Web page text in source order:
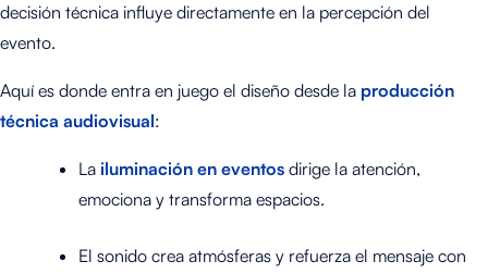
decisión técnica influye directamente en la percepción del
evento.
Aquí es donde entra en juego el diseño desde la producción
técnica audiovisual:
La iluminación en eventos dirige la atención,
emociona y transforma espacios.
El sonido crea atmósferas y refuerza el mensaje con